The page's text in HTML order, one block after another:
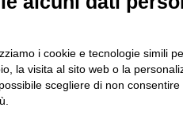
Guarda i nostri video, storie
Accedi a Youtube
i cookie e tecnologie simili
la visita al sito web o la
scegliere di non consentire